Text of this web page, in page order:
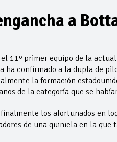
a
11º primer equipo de la
ha confirmado a la dupla de
la formación
de la categoría que se
los afortunados en
de una quiniela en la